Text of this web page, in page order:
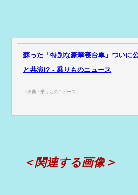
蘇った「特別な豪華寝台車」ついに
と共演!? - 乗りものニュース
（出典：乗りものニュース）
＜関連する画像＞